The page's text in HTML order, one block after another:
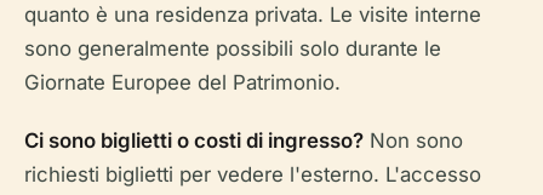
quanto è una residenza privata. Le visite interne
sono generalmente possibili solo durante le
Giornate Europee del Patrimonio.
Ci sono biglietti o costi di ingresso? Non sono
richiesti biglietti per vedere l'esterno. L'accesso